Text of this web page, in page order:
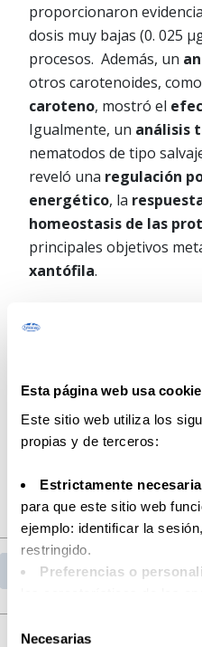
Esta página web usa
Este sitio web utiliza los
propias y de terceros:
Estrictamente
para que este sitio web
ejemplo: identificar la
restringido.
Preferencias o
Análisis o medición
:
Necesarias
proporcionaron
dosis muy bajas (0. 025
procesos. Además, un
otros carotenoides,
caroteno, mostró el
Igualmente, un análisis
nematodos de tipo
reveló una regulación
energético, la
homeostasis de las
principales objetivos
xantófila.
evidencia in vivo del
envejecimiento
Fuente:
Volver al listado de
Lee nuestras